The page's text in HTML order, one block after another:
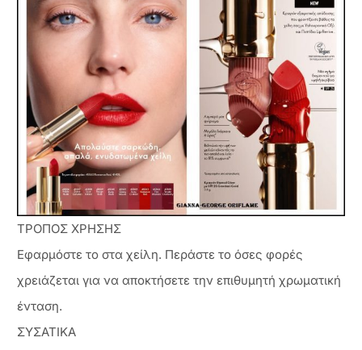
ΤΡΟΠΟΣ ΧΡΗΣΗΣ
Εφαρμόστε το στα χείλη. Περάστε το όσες φορές
χρειάζεται για να αποκτήσετε την επιθυμητή χρωματική
ένταση.
ΣΥΣΑΤΙΚΑ